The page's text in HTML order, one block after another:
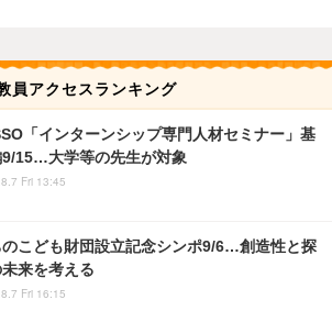
員アクセスランキング
「インターンシップ専門人材セミナー」基
9/15…大学等の先生が対象
Fri 13:45
のこども財団設立記念シンポ9/6…創造性と探
未来を考える
Fri 16:15